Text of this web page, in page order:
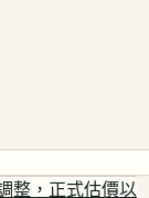
整，正式估價以